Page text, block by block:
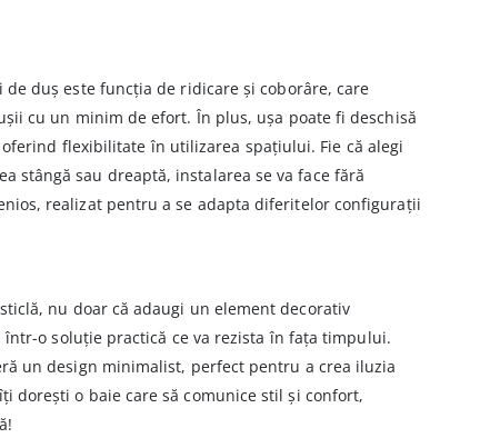
duș este funcția de ridicare și coborâre, care
cu un minim de efort. În plus, ușa poate fi deschisă
flexibilitate în utilizarea spațiului. Fie că alegi
stângă sau dreaptă, instalarea se va face fără
realizat pentru a se adapta diferitelor configurații
nu doar că adaugi un element decorativ
o soluție practică ce va rezista în fața timpului.
un design minimalist, perfect pentru a crea iluzia
dorești o baie care să comunice stil și confort,